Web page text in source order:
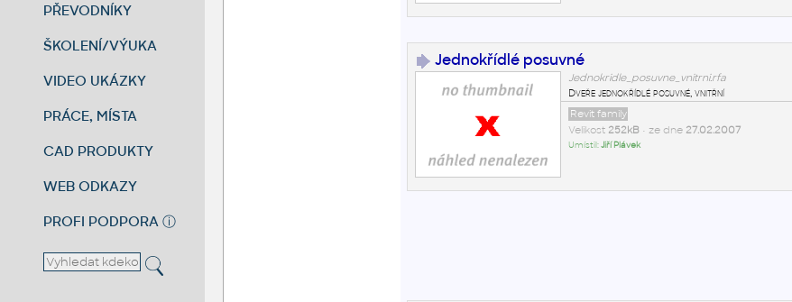
PŘEVODNÍKY
ŠKOLENÍ/VÝUKA
VIDEO UKÁZKY
PRÁCE, MÍSTA
CAD PRODUKTY
WEB ODKAZY
PROFI PODPORA ⓘ
Jednokřídlé posuvné
Jednokridle_posuvne_vnitrni.rfa
Dveře jednokřídlé posuvné, vnitřní
Revit family
Velikost 252kB• ze dne 27.02.2007
Umístil:Jiří Plávek